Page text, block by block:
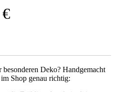
€
Deko? Handgemacht
Shop genau richtig: